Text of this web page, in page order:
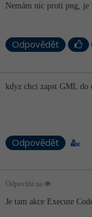
Nemám nic proti png,
Odpovědět
kdyz chci zapst GML do
Odpovědět
Odpovídá na
Je tam akce Execute